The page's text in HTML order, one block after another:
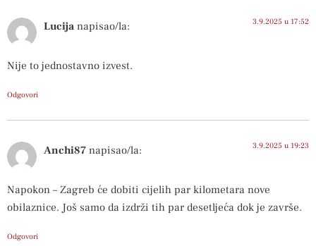
Lucija napisao/la: 3.9.2025 u 17:52
Nije to jednostavno izvest.
Odgovori
Anchi87 napisao/la: 3.9.2025 u 19:23
Napokon – Zagreb će dobiti cijelih par kilometara nove
obilaznice. Još samo da izdrži tih par desetljeća dok je završe.
Odgovori